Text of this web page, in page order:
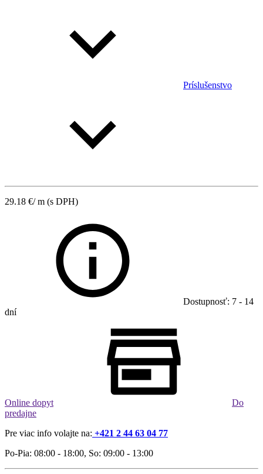
Príslušenstvo
29.18 €/ m (s DPH)
Dostupnosť: 7 - 14
dní
Online dopyt
Do
predajne
Pre viac info volajte na: +421 2 44 63 04 77
Po-Pia: 08:00 - 18:00, So: 09:00 - 13:00